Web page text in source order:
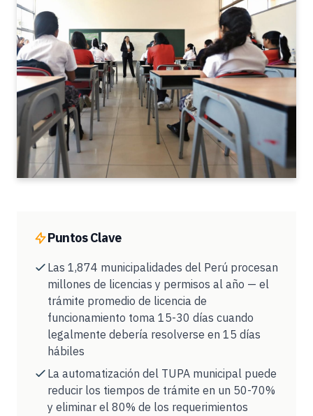
Puntos Clave
Las 1,874 municipalidades del Perú procesan
millones de licencias y permisos al año — el
trámite promedio de licencia de
funcionamiento toma 15-30 días cuando
legalmente debería resolverse en 15 días
hábiles
La automatización del TUPA municipal puede
reducir los tiempos de trámite en un 50-70%
y eliminar el 80% de los requerimientos